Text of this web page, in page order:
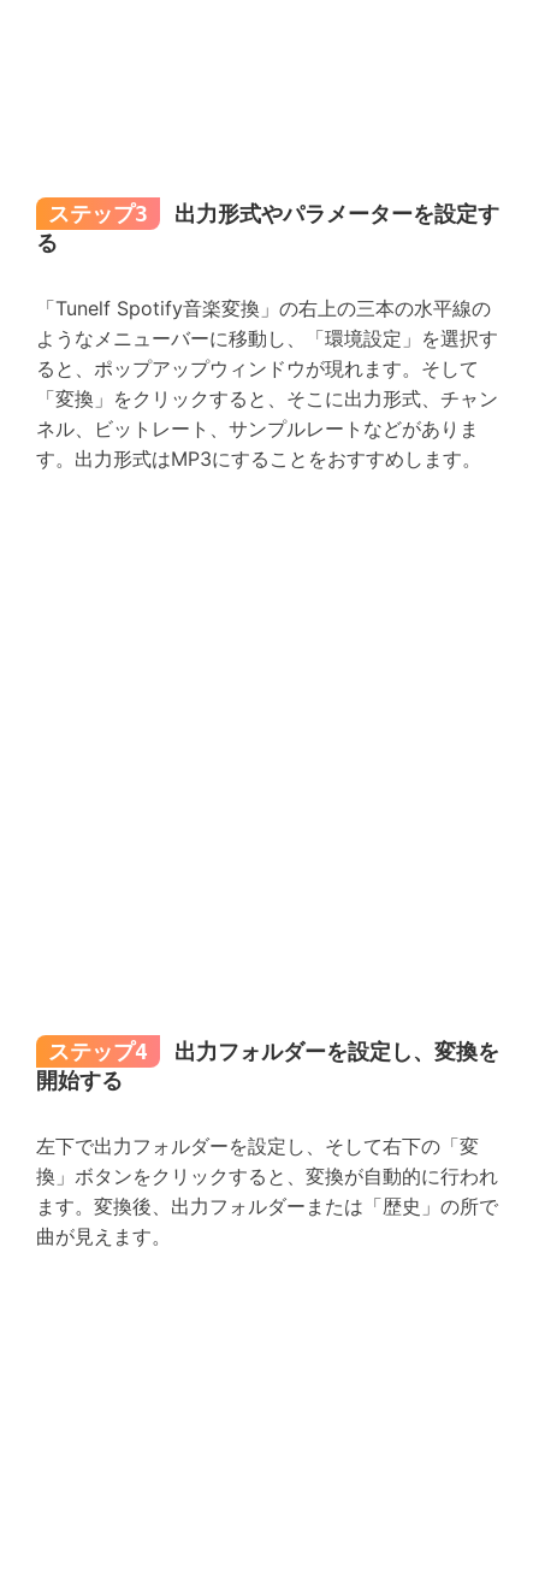
ステップ3
出力形式やパラメーターを設定す
る
「Tunelf Spotify音楽変換」の右上の三本の水平線の
ようなメニューバーに移動し、「環境設定」を選択す
ると、ポップアップウィンドウが現れます。そして
「変換」をクリックすると、そこに出力形式、チャン
ネル、ビットレート、サンプルレートなどがありま
す。出力形式はMP3にすることをおすすめします。
ステップ4
出力フォルダーを設定し、変換を
開始する
左下で出力フォルダーを設定し、そして右下の「変
換」ボタンをクリックすると、変換が自動的に行われ
ます。変換後、出力フォルダーまたは「歴史」の所で
曲が見えます。